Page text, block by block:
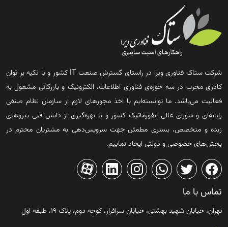
شرکت ستاک فناوری ویرا در راستای گسترش صنعت IT کشور و با تکیه بر توان
کادری مجرب در سه حوزه‌ی فناوری اطلاعات، الکترونیک و بازرگانی مشغول به
فعالیت می‌باشد. ما توانسته‌ایم با اخذ مجوزهای لازم از سازمان نظام صنفی
رایانه‌ای و شورای عالی انفورماتیک کشور و با بهره‌گیری از دانش فنی نیروهای
زبده و متخصص، بستری مطمئن جهت سرویس‌دهی به مشتریان محترم در
بخش‌های خصوصی و دولتی ایجاد نماییم.
تماس با ما
تهران، خیابان شهید بهشتی، خیابان سرافراز، کوچه دوم، پلاک ۱۹، طبقه اول